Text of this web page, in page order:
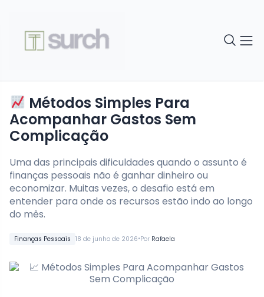
Finanças Pessoais 18 de junho de 2026•Por Rafaela
Métodos Simples Para
Acompanhar Gastos Sem
Complicação
Uma das principais dificuldades quando o assunto é
finanças pessoais não é ganhar dinheiro ou
economizar. Muitas vezes, o desafio está em
entender para onde os recursos estão indo ao longo
do mês.